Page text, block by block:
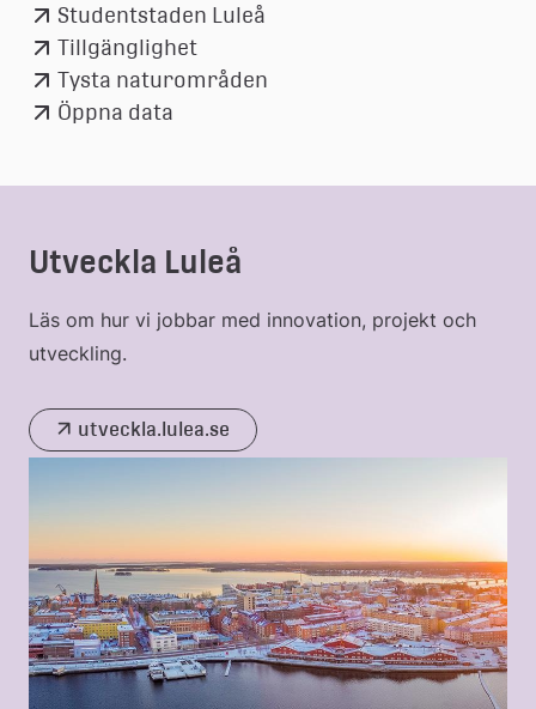
Studentstaden Luleå
Tillgänglighet
Tysta naturområden
Öppna data
Utveckla Luleå
Läs om hur vi jobbar med innovation, projekt och
utveckling.
utveckla.lulea.se